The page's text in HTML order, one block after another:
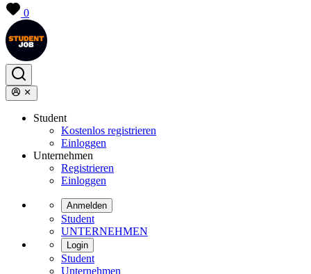
0
Student
Kostenlos registrieren
Einloggen
Unternehmen
Registrieren
Einloggen
Anmelden
Student
UNTERNEHMEN
Login
Student
Unternehmen